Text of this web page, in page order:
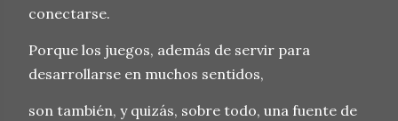
conectarse.
Porque los juegos, además de servir para
desarrollarse en muchos sentidos,
son también, y quizás, sobre todo, una fuente de